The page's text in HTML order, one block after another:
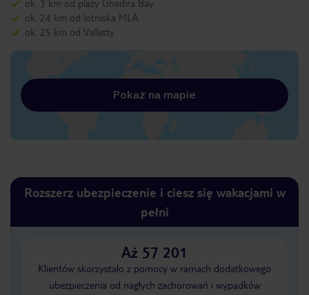
ok. 3 km od plaży Ghadira Bay
ok. 24 km od lotniska MLA
ok. 25 km od Valletty
Pokaż na mapie
Rozszerz ubezpieczenie i ciesz się wakacjami w
pełni
Aż 57 201
Klientów skorzystało z pomocy w ramach dodatkowego
ubezpieczenia od nagłych zachorowań i wypadków